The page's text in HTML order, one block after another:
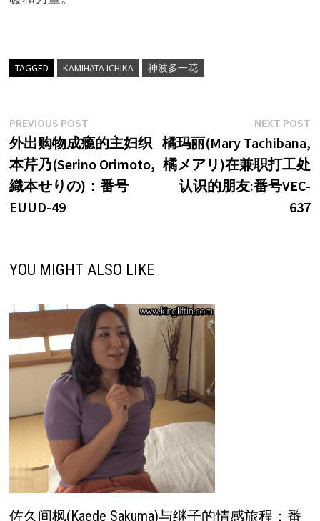
TAGGED KAMIHATA ICHIKA 神波多一花
文
章
导
航
PREVIOUS POSTPrevious
post:
外出购物成瘾的主妇织
本芹乃(Serino Orimoto,
織本せりの)：番号
EUUD-49
NEXT POST
橘玛丽(Mary Tachibana,
橘メアリ)在兼职打工处
认识的朋友:番号VEC-
637
YOU MIGHT ALSO LIKE
佐久间枫(Kaede Sakuma)与继子的情感旅程：番